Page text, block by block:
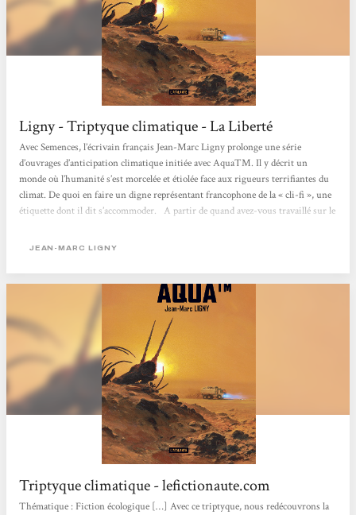
Ligny - Triptyque climatique - La Liberté
Avec Semences, l’écrivain français Jean-Marc Ligny prolonge une série
d’ouvrages d’anticipation climatique initiée avec AquaTM. Il y décrit un
monde où l’humanité s’est morcelée et étiolée face aux rigueurs terrifiantes du
climat. De quoi en faire un digne représentant francophone de la « cli-fi », une
étiquette dont il dit s’accommoder. A partir de quand avez-vous travaillé sur le
conscience (et par suite, dans mon travail) au tournant du siècle, quand elle...
JEAN-MARC LIGNY
Triptyque climatique - lefictionaute.com
Thématique : Fiction écologique […] Avec ce triptyque, nous redécouvrons la